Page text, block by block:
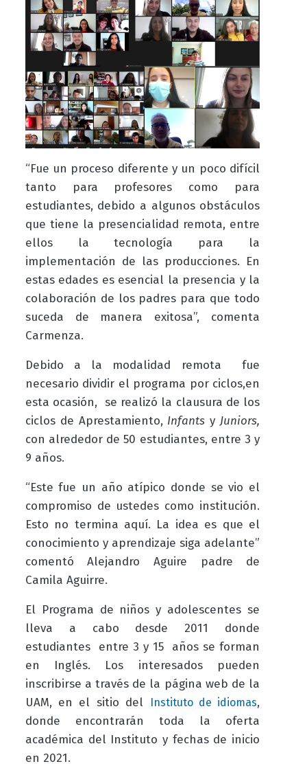
“Fue un proceso diferente y un poco difícil
tanto para profesores como para
estudiantes, debido a algunos obstáculos
que tiene la presencialidad remota, entre
ellos la tecnología para la
implementación de las producciones. En
estas edades es esencial la presencia y la
colaboración de los padres para que todo
suceda de manera exitosa”, comenta
Carmenza.
Debido a la modalidad remota fue
necesario dividir el programa por ciclos,en
esta ocasión, se realizó la clausura de los
ciclos de Aprestamiento, Infants yJuniors,
con alrededor de 50 estudiantes, entre 3 y
9 años.
“Este fue un año atípico donde se vio el
compromiso de ustedes como institución.
Esto no termina aquí. La idea es que el
conocimiento y aprendizaje siga adelante”
comentó Alejandro Aguire padre de
Camila Aguirre.
El Programa de niños y adolescentes se
lleva a cabo desde 2011
donde
estudiantes entre 3 y 15 años se forman
en Inglés. Los interesados pueden
inscribirse a través de la página web de la
UAM, en el sitio del
Instituto de idiomas,
donde encontrarán toda la oferta
académica del Instituto y fechas de inicio
en 2021.